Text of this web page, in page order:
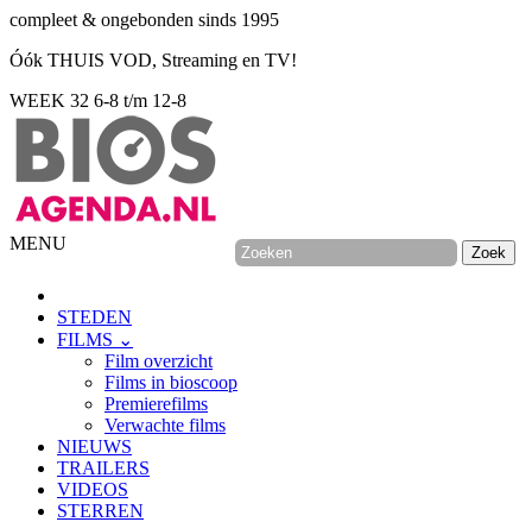
compleet & ongebonden sinds 1995
Óók THUIS VOD, Streaming en TV!
WEEK 32 6-8 t/m 12-8
MENU
STEDEN
FILMS ⌄
Film overzicht
Films in bioscoop
Premierefilms
Verwachte films
NIEUWS
TRAILERS
VIDEOS
STERREN